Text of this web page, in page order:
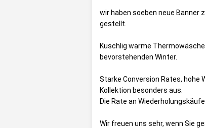
wir haben soeben neue Banner
gestellt.
Kuschlig warme
bevorstehenden Winter.
Starke Conversion Rates, hohe
Kollektion besonders aus.
Die Rate an
Wir freuen uns sehr, wenn Sie